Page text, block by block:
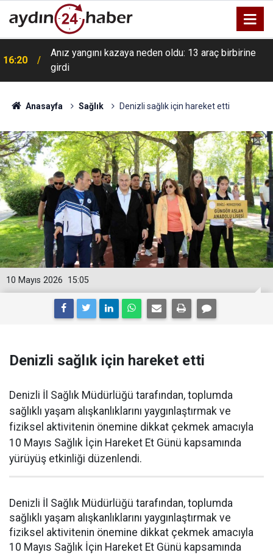
16:20
Anız yangını kazaya neden oldu: 13 araç birbirine
girdi
Anasayfa Sağlık Denizli sağlık için hareket etti
15:05
10 Mayıs 2026
Denizli sağlık için hareket etti
Denizli İl Sağlık Müdürlüğü tarafından, toplumda
sağlıklı yaşam alışkanlıklarını yaygınlaştırmak ve
fiziksel aktivitenin önemine dikkat çekmek amacıyla
10 Mayıs Sağlık İçin Hareket Et Günü kapsamında
yürüyüş etkinliği düzenlendi.
Denizli İl Sağlık Müdürlüğü tarafından, toplumda
sağlıklı yaşam alışkanlıklarını yaygınlaştırmak ve
fiziksel aktivitenin önemine dikkat çekmek amacıyla
10 Mayıs Sağlık İçin Hareket Et Günü kapsamında